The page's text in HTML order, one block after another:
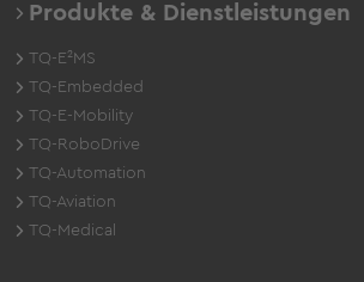
Produkte & Dienstleistungen
TQ-E²MS
TQ-Embedded
TQ-E-Mobility
TQ-RoboDrive
TQ-Automation
TQ-Aviation
TQ-Medical